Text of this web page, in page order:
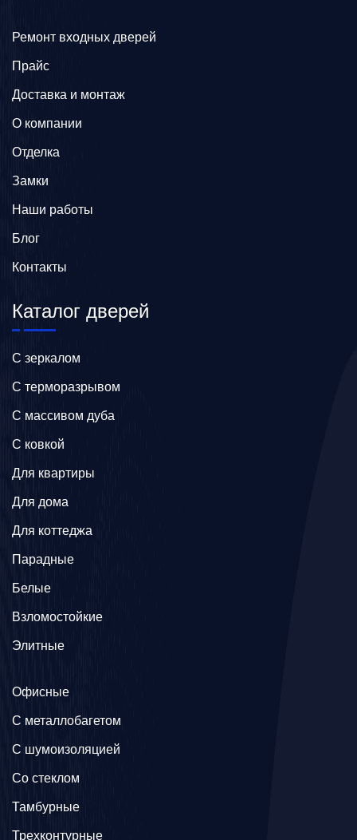
Ремонт входных дверей
Прайс
Доставка и монтаж
О компании
Отделка
Замки
Наши работы
Блог
Контакты
Каталог дверей
C зеркалом
C терморазрывом
C массивом дуба
C ковкой
Для квартиры
Для дома
Для коттеджа
Парадные
Белые
Взломостойкие
Элитные
Офисные
C металлобагетом
С шумоизоляцией
Со стеклом
Тамбурные
Трехконтурные